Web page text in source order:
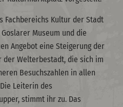
Fachbereichs Kultur der Stadt
Museum und die
Angebot eine Steigerung der
Welterbestadt, die sich im
Besuchszahlen in allen
Leiterin des
stimmt ihr zu. Das